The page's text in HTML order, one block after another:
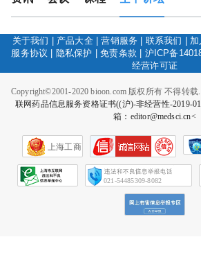
关于我们 产品大全|营销服务 联系我们
服务协议
隐私保护 |免责条款 沪ICP备
经营许可证
Copyright©2001-2020 bioon.com 版权所有 不得转
联网药品信息服务资格证书((沪)-非经营性-2019-
箱：editor@medsci.cn<
上海工商
021-54485309-8082